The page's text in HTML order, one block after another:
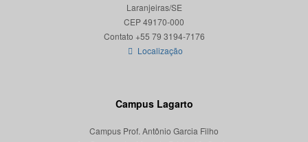
Laranjeiras/SE
CEP 49170-000
Localização
Campus Lagarto
Campus Prof. Antônio Garcia Filho